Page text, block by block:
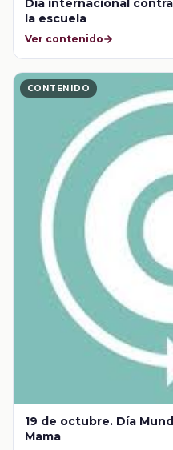
Día internacional
la escuela
Ver contenido
CONTENIDO
19 de octubre. Día
Mama